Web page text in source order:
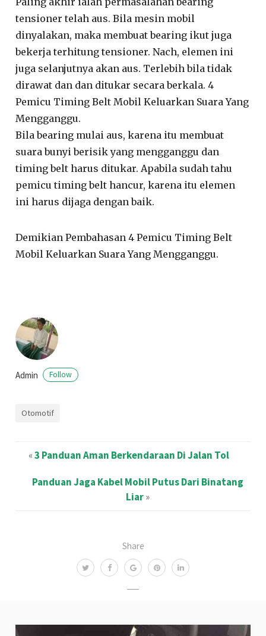
Share
tensioner telah aus. Bila mesin mobil
dinyalakan, maka membuat bearing ikut juga
bekerja terhitung tensioner. Nach, elemen ini
juga selanjutnya akan aus. Terlebih bila tidak
dirawat dan dan ditukar secara berkala. 4
Pemicu Timing Belt Mobil Keluarkan Suara Yang
Mengganggu.
Bila bearing mulai aus, karena itu membuat
suara bunyi berisik yang mengganggu dan
timing belt harus ditukar. Apabila sudah tahu
pemicu timing belt hancur, karena itu elemen
ini harus dijaga dengan baik.
Demikian Pembahasan 4 Pemicu Timing Belt
Mobil Keluarkan Suara Yang Mengganggu.
Admin Follow
Otomotif
«3 Panduan Aman Berkendaraan Di Jalan Tol
Panduan Jaga Kabel Mobil Putus Dari Binatang
Liar»